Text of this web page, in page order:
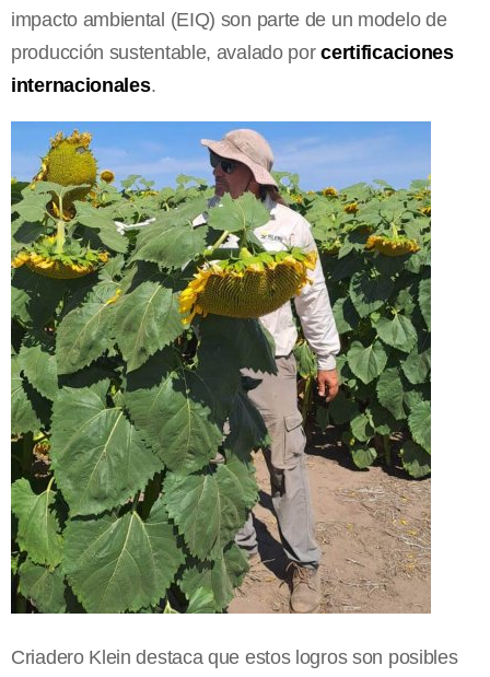
impacto ambiental (EIQ) son parte de un modelo de
producción sustentable, avalado porcertificaciones
internacionales.
Criadero Klein destaca que estos logros son posibles